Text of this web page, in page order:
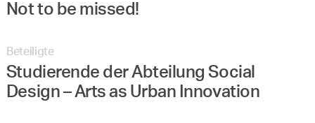
Not to be missed!
Beteiligte
Studierende der Abteilung Social
Design – Arts as Urban Innovation